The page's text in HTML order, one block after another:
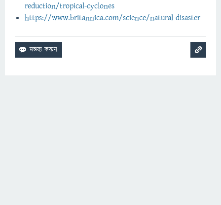
reduction/tropical-cyclones
https://www.britannica.com/science/natural-disaster